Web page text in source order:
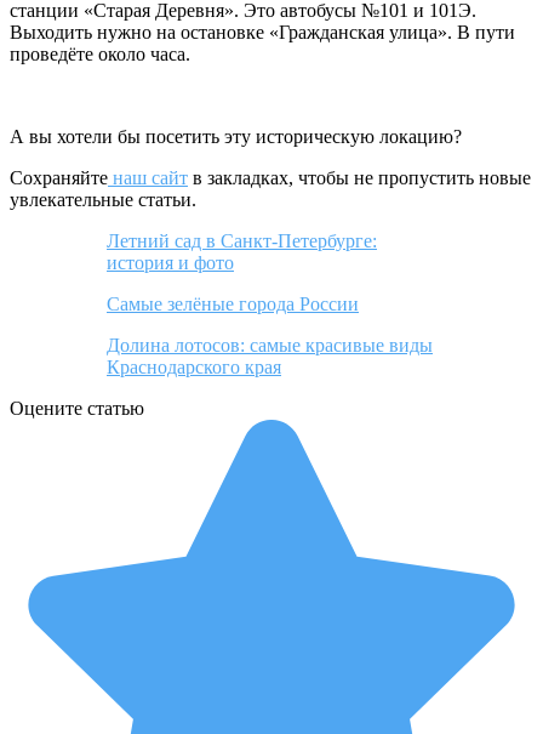
станции «Старая Деревня». Это автобусы №101 и 101Э.
Выходить нужно на остановке «Гражданская улица». В пути
проведёте около часа.
А вы хотели бы посетить эту историческую локацию?
Сохраняйте наш сайт в закладках, чтобы не пропустить новые
увлекательные статьи.
Летний сад в Санкт-Петербурге:
история и фото
Самые зелёные города России
Долина лотосов: самые красивые виды
Краснодарского края
Оцените статью